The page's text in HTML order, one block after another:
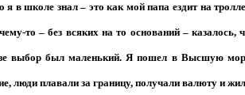
я в школе знал – это как мой папа ездит на
то – без всяких на то оснований – казалось,
выбор был маленький. Я пошел в Высшую
люди плавали за границу, получали валюту и